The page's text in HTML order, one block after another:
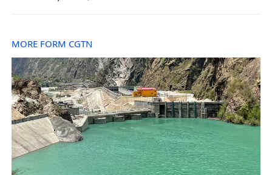
MORE FORM CGTN